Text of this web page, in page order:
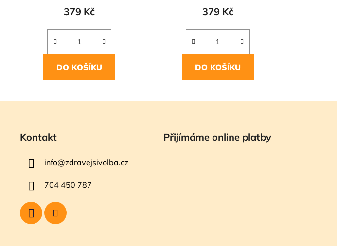
379 Kč
DO KOŠÍKU
379 Kč
DO KOŠÍKU
Kontakt
info@zdravejsivolba.cz
704 450 787
Přijímáme online platby